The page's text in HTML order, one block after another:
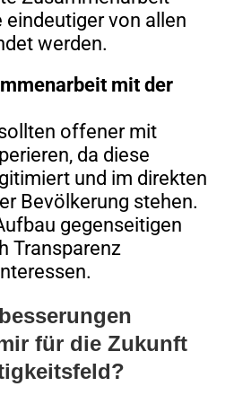
von allen
werden.
mit der
offener mit
da diese
und im direkten
Bevölkerung stehen.
gegenseitigen
Transparenz
für die Zukunft